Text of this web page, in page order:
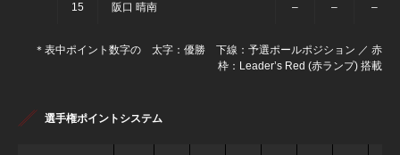
15 阪口 晴南 – – –
＊表中ポイント数字の 太字：優勝 下線：予選ポールポジション ／ 赤
枠：Leader’s Red (赤ランプ) 搭載
選手権ポイントシステム